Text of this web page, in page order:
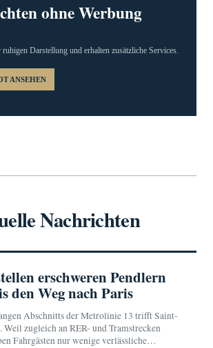
ohne Werbung
Darstellung und erhalten zusätzliche Services.
ANSEHEN
Nachrichten
erschweren Pendlern
den Weg nach Paris
Abschnitts der Metrolinie 13 trifft Saint-
Weil zugleich an RER- und Tramstrecken
Fahrgästen nur wenige verlässliche